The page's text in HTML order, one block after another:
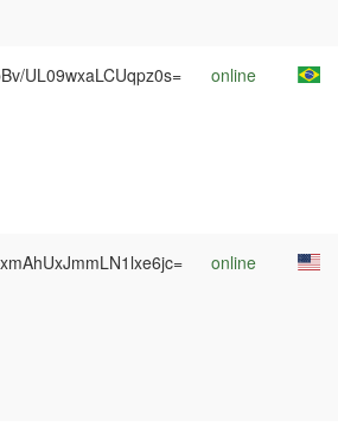
UL09wxaLCUqpz0s= online
online